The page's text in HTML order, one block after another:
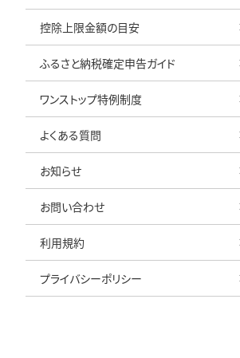
控除上限金額の目安
ふるさと納税確定申告ガイド
ワンストップ特例制度
よくある質問
お知らせ
お問い合わせ
利用規約
プライバシーポリシー